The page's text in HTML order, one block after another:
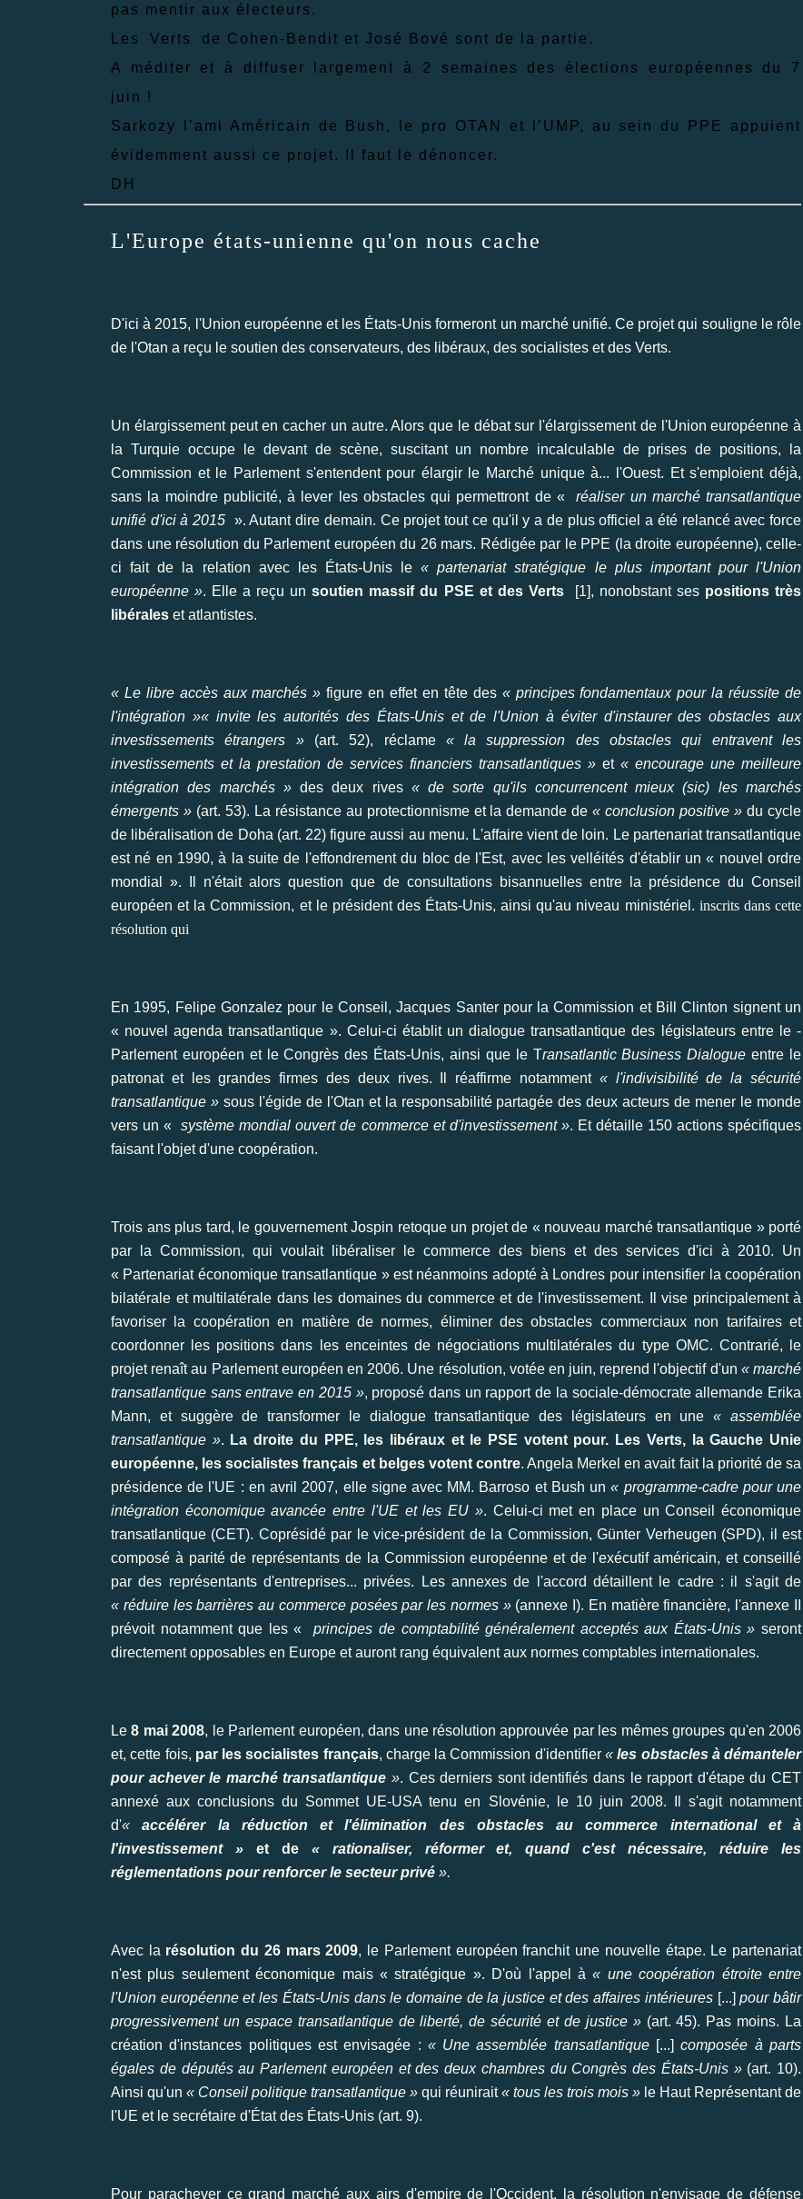
pas mentir aux électeurs.
Les
Verts
de Cohen-Bendit et José Bové sont de la partie.
A méditer et à diffuser largement à 2 semaines des élections européennes du 7
juin !
Sarkozy l’ami Américain de Bush, le pro OTAN et l’UMP, au sein du PPE appuient
évidemment aussi ce projet. Il faut le dénoncer.
DH
L'Europe états-unienne qu'on nous cache
D'ici à 2015, l'Union européenne et les États-Unis formeront un marché unifié. Ce projet qui souligne le rôle
de l'Otan a reçu le soutien des conservateurs, des libéraux, des socialistes et des Verts.
Un élargissement peut en cacher un autre. Alors que le débat sur l'élargissement de l'Union européenne à
la Turquie occupe le devant de scène, suscitant un nombre incalculable de prises de positions, la
Commission et le Parlement s'entendent pour élargir le Marché unique à... l'Ouest. Et s'emploient déjà,
sans la moindre publicité, à lever les obstacles qui permettront de «
réaliser un marché transatlantique
unifié d'ici à 2015 ». Autant dire demain. Ce projet tout ce qu'il y a de plus officiel a été relancé avec force
dans une résolution du Parlement européen du 26 mars. Rédigée par le PPE (la droite européenne), celle-
ci fait de la relation avec les États-Unis le« partenariat stratégique le plus important pour l'Union
européenne ». Elle a reçu unsoutien massif du PSE et des Verts[1], nonobstant ses positions très
libérales et atlantistes.
« Le libre accès aux marchés » figure en effet en tête des « principes fondamentaux pour la réussite de
l'intégration »« invite les autorités des États-Unis et de l'Union à éviter d'instaurer des obstacles aux
investissements étrangers »(art. 52), réclame « la suppression des obstacles qui entravent les
investissements et la prestation de services financiers transatlantiques » et « encourage une meilleure
intégration des marchés »des deux rives « de sorte qu'ils concurrencent mieux (sic) les marchés
émergents »(art. 53). La résistance au protectionnisme et la demande de« conclusion positive » du cycle
de libéralisation de Doha (art. 22) figure aussi au menu. L'affaire vient de loin. Le partenariat transatlantique
est né en 1990, à la suite de l'effondrement du bloc de l'Est, avec les velléités d'établir un « nouvel ordre
mondial ». Il n'était alors question que de consultations bisannuelles entre la présidence du Conseil
européen et la Commission, et le président des États-Unis, ainsi qu'au niveau ministériel. inscrits dans cette
résolution qui
En 1995, Felipe Gonzalez pour le Conseil, Jacques Santer pour la Commission et Bill Clinton signent un
« nouvel agenda transatlantique ». Celui-ci établit un dialogue transatlantique des législateurs entre le ­
Parlement européen et le Congrès des États-Unis, ainsi que le Transatlantic Business Dialogue entre le
patronat et les grandes firmes des deux rives. Il réaffirme notamment « l'indivisibilité de la sécurité
transatlantique »sous l'égide de l'Otan et la responsabilité partagée des deux acteurs de mener le monde
vers un «
système mondial ouvert de commerce et d'investissement ». Et détaille 150 actions spécifiques
faisant l'objet d'une coopération.
Trois ans plus tard, le gouvernement Jospin retoque un projet de « nouveau marché transatlantique » porté
par la Commission, qui voulait libéraliser le commerce des biens et des services d'ici à 2010. Un
« Partenariat économique transatlantique » est néanmoins adopté à Londres pour intensifier la coopération
bilatérale et multilatérale dans les domaines du commerce et de l'investissement. Il vise principalement à
favoriser la coopération en matière de normes, éliminer des obstacles commerciaux non tarifaires et
coordonner les positions dans les enceintes de négociations multilatérales du type OMC. Contrarié, le
projet renaît au Parlement européen en 2006. Une résolution, votée en juin, reprend l'objectif d'un « marché
transatlantique sans entrave en 2015 », proposé dans un rapport de la sociale-démocrate allemande Erika
Mann, et suggère de transformer le dialogue transatlantique des ­législateurs en une« assemblée
transatlantique ». La droite du PPE, les libéraux et le PSE votent pour. Les Verts, la Gauche Unie
européenne, les socialistes français et belges votent contre. Angela Merkel en avait fait la priorité de sa
présidence de l'UE : en avril 2007, elle signe avec MM. Barroso et Bush un« programme-cadre pour une
intégration économique avancée entre l'UE et les EU ». Celui-ci met en place un Conseil économique
transatlantique (CET). Coprésidé par le vice-président de la Commission, Günter Verheugen (SPD), il est
composé à parité de représentants de la Commission européenne et de l'exécutif américain, et conseillé
par des représentants d'entreprises... privées. Les annexes de l'accord détaillent le cadre : il s'agit de
« réduire les barrières au commerce posées par les normes »(annexe I). En matière financière, l'annexe II
prévoit notamment que les «
principes de comptabilité généralement acceptés aux États-Unis » seront
directement opposables en Europe et auront rang équivalent aux normes comptables internationales.
Le8 mai 2008, le Parlement européen, dans une résolution approuvée par les mêmes groupes qu'en 2006
et, cette fois, par les socialistes français, charge la Commission d'identifier «les obstacles à démanteler
pour achever le marché transatlantique ». Ces derniers sont identifiés dans le rapport d'étape du CET
annexé aux conclusions du Sommet UE-USA tenu en Slovénie, le 10 juin 2008. Il s'agit notamment
d'«accélérer la réduction et l'élimination des obstacles au commerce international et à
l'investissement »
et de « rationaliser, réformer et, quand c'est nécessaire, réduire les
réglementations pour renforcer le secteur privé ».
Avec la résolution du 26 mars 2009, le Parlement européen franchit une nouvelle étape. Le partenariat
n'est plus seulement économique mais « stratégique ». D'où l'appel à« une coopération étroite entre
l'Union européenne et les États-Unis dans le domaine de la justice et des affaires intérieures[...]pour bâtir
progressivement un espace transatlantique de liberté, de sécurité et de justice »(art. 45). Pas moins. La
création d'instances politiques est envisagée : « Une assemblée transatlantique[...]composée à parts
égales de députés au Parlement européen et des deux chambres du Congrès des États-Unis »(art. 10).
Ainsi qu'un « Conseil politique transatlantique » qui réunirait« tous les trois mois » le Haut Représentant de
l'UE et le secrétaire d'État des États-Unis (art. 9).
Pour parachever ce grand marché aux airs d'empire de l'Occident, la résolution n'envisage de défense